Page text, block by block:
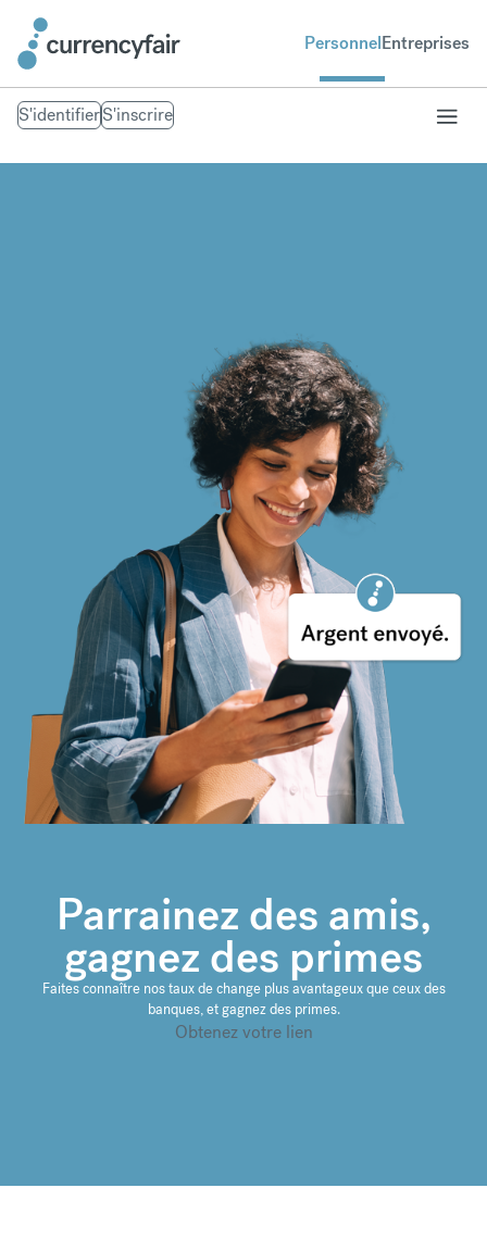
PersonnelEntreprises
S'identifierS'inscrire
Parrainez des amis,
gagnez des primes
Faites connaître nos taux de change plus avantageux que ceux des
banques, et gagnez des primes.
Obtenez votre lien